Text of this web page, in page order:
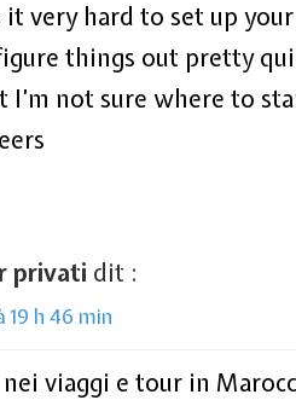
very hard to set up
things out pretty
not sure where to
privati dit :
19 h 46 min
viaggi e tour in